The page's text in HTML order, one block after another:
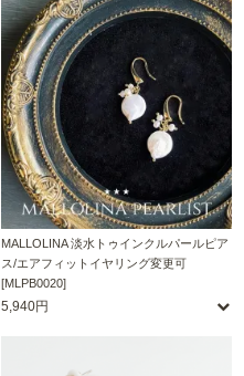
MALLOLINA 淡水トゥインクルパールピア
ス/エアフィットイヤリング変更可
[MLPB0020]
5,940円